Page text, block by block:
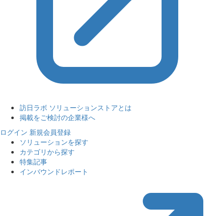
訪日ラボ ソリューションストアとは
掲載をご検討の企業様へ
ログイン 新規会員登録
ソリューションを探す
カテゴリから探す
特集記事
インバウンドレポート